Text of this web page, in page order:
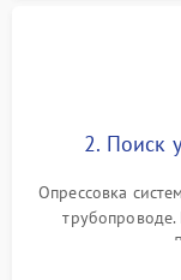
2. Поиск
Опрессовка
продувка